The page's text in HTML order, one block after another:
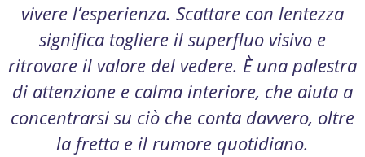
vivere l’esperienza. Scattare con lentezza
significa togliere il superfluo visivo e
ritrovare il valore del vedere. È una palestra
di attenzione e calma interiore, che aiuta a
concentrarsi su ciò che conta davvero, oltre
la fretta e il rumore quotidiano.